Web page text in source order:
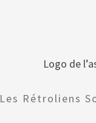
Logo de
Les Rétroliens